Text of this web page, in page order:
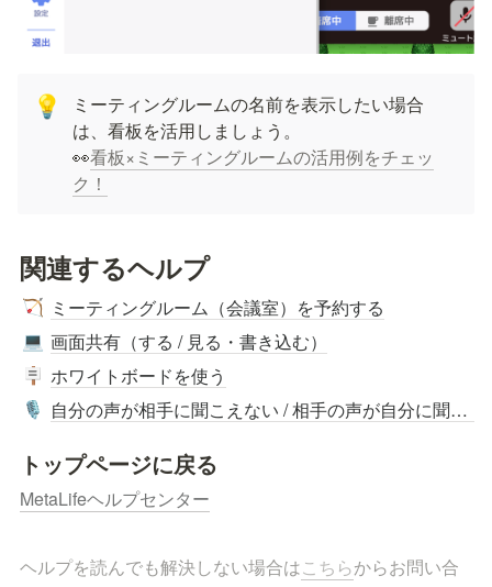
💡
ミーティングルームの名前を表示したい場合
は、看板を活用しましょう。
👀看板×ミーティングルームの活用例をチェッ
ク！
関連するヘルプ
🏹 ミーティングルーム（会議室）を予約する
💻 画面共有（する / 見る・書き込む）
🪧 ホワイトボードを使う
🎙️ 自分の声が相手に聞こえない / 相手の声が自分に聞こえない
トップページに戻る
MetaLifeヘルプセンター
ヘルプを読んでも解決しない場合はこちらからお問い合